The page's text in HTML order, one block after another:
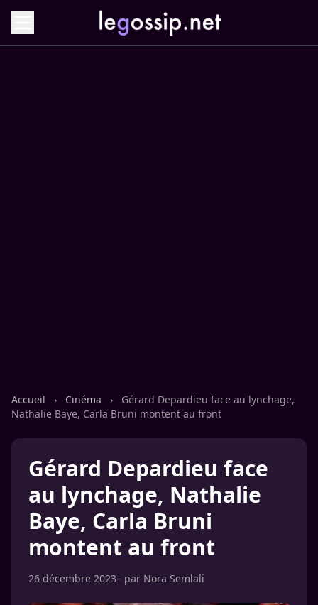
Accueil › Cinéma ›
Gérard Depardieu face au lynchage,
Nathalie Baye, Carla Bruni montent au front
Gérard Depardieu face
au lynchage, Nathalie
Baye, Carla Bruni
montent au front
26 décembre 2023– par Nora Semlali